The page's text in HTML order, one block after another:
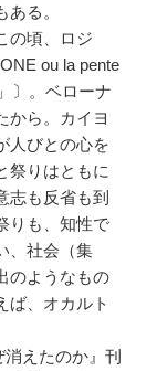
る。
の頃、ロジ
ou la pente
〕。ベローナ
から。カイヨ
人びとの心を
祭りはともに
志も反省も到
りも、知性で
、社会（集
のようなもの
ば、オカルト
えたのか』刊